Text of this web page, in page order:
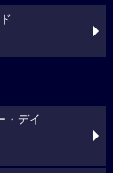
・デイ